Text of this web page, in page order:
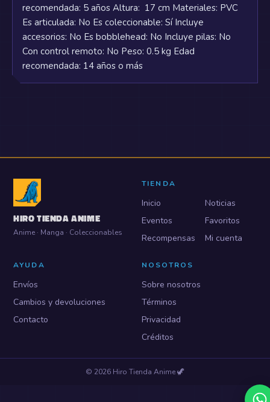
recomendada: 5 años Altura: 17 cm Materiales: PVC
Es articulada: No Es coleccionable: Sí Incluye
accesorios: No Es bobblehead: No Incluye pilas: No
Con control remoto: No Peso: 0.5 kg Edad
recomendada: 14 años o más
HIRO TIENDA ANIME
Anime · Manga · Coleccionables
TIENDA
Inicio
Noticias
Eventos
Favoritos
Recompensas
Mi cuenta
AYUDA
Envíos
Cambios y devoluciones
Contacto
NOSOTROS
Sobre nosotros
Términos
Privacidad
Créditos
© 2026 Hiro Tienda Anime🦖